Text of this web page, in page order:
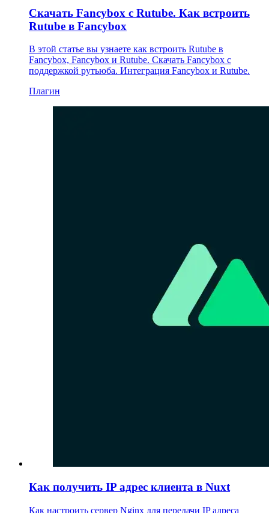
Скачать Fancybox с Rutube. Как встроить
Rutube в Fancybox
В этой статье вы узнаете как встроить Rutube в
Fancybox, Fancybox и Rutube. Скачать Fancybox с
поддержкой рутьюба. Интеграция Fancybox и Rutube.
Плагин
Как получить IP адрес клиента в Nuxt
Как настроить сервер Nginx для передачи IP адреса